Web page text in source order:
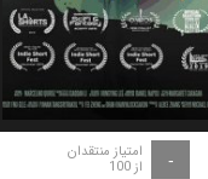
- امتیاز منتقدان
از 100